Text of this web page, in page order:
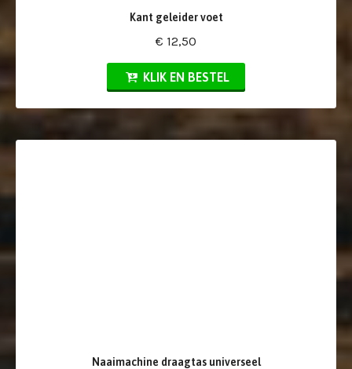
Kant geleider voet
€ 12,50
KLIK EN BESTEL
Naaimachine draagtas universeel